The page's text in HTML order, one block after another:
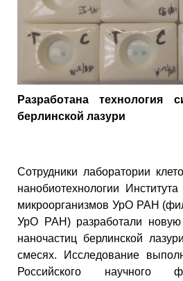
Разработана технология
берлинской лазури
Сотрудники лаборатории
нанобиотехнологии
микроорганизмов УрО РАН
УрО РАН) разработали новую
наночастиц берлинской
смесях. Исследование
Российского научного